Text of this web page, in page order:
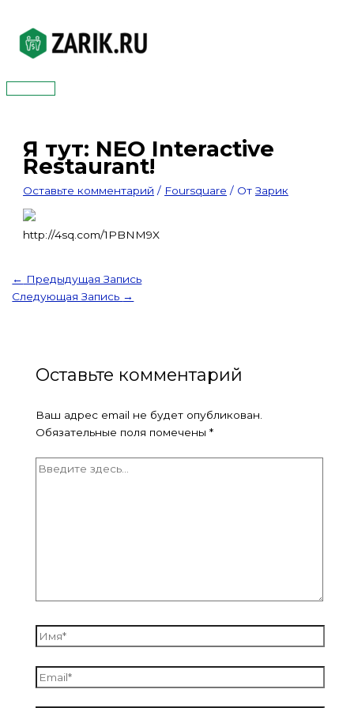
содержимому
Главное
Я тут: NEO Interactive
Restaurant!
Оставьте комментарий / Foursquare / ОтЗарик
http://4sq.com/1PBNM9X
← Предыдущая Запись
Следующая Запись →
Оставьте комментарий
Ваш адрес email не будет опубликован.
Обязательные поля помечены *
Введите
Имя*
Email*